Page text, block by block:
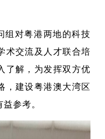
核
组对粤港两地的科技
术交流及人才联合培
了解，为发挥双方优
，建设粤港澳大湾区
参考。